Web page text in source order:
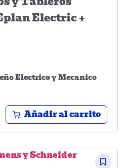
Electric +
Electrico y Mecanico
Añadir al carrito